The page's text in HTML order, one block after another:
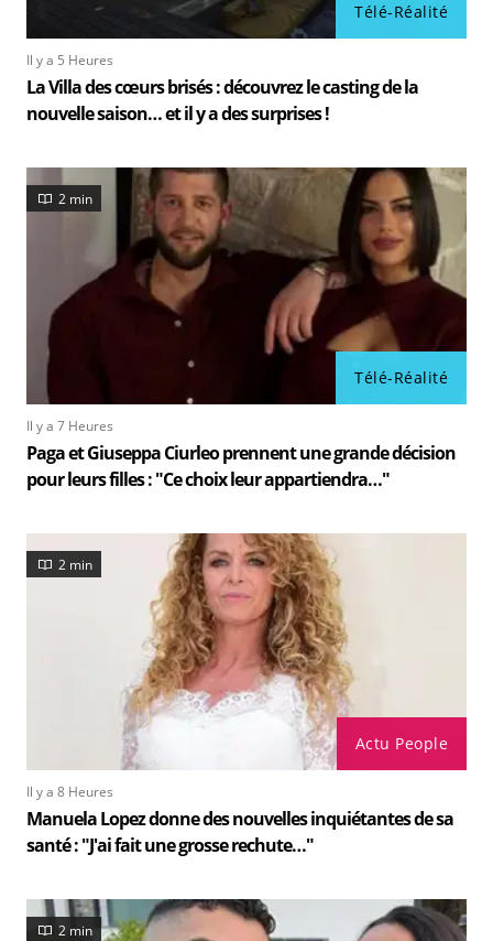
Télé-Réalité
Il y a 5 Heures
La Villa des cœurs brisés : découvrez le casting de la
nouvelle saison… et il y a des surprises !
Télé-Réalité
2 min
Il y a 7 Heures
Paga et Giuseppa Ciurleo prennent une grande décision
pour leurs filles : "Ce choix leur appartiendra…"
Actu People
2 min
Il y a 8 Heures
Manuela Lopez donne des nouvelles inquiétantes de sa
santé : "J'ai fait une grosse rechute…"
2 min